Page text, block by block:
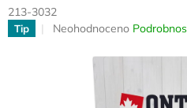
213-3032
Tip
Průměrné
produktu
Neohodnoceno